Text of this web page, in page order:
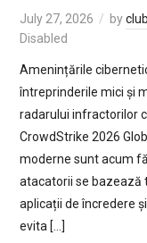
July 27, 2026 by
Disabled
Amenințările
întreprinderile mici și
radarului infractorilor
CrowdStrike 2026
moderne sunt acum
atacatorii se bazează
aplicații de încredere
evita […]